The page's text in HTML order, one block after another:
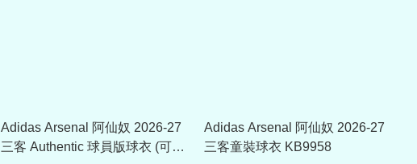
Adidas Arsenal 阿仙奴 2026-27
三客 Authentic 球員版球衣 (可加
Adidas Arsenal 阿仙奴 2026-27
三客童裝球衣 KB9958